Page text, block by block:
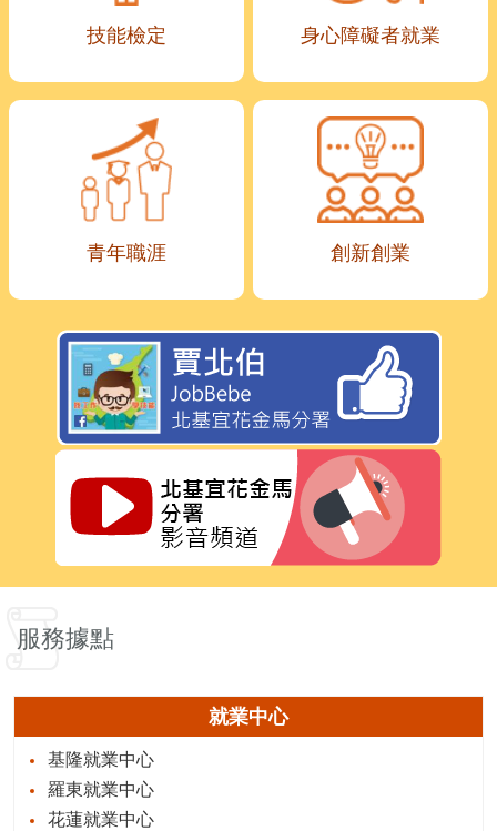
技能檢定 身心障礙者就業
青年職涯 創新創業
服務據點
就業中心
基隆就業中心
羅東就業中心
花蓮就業中心